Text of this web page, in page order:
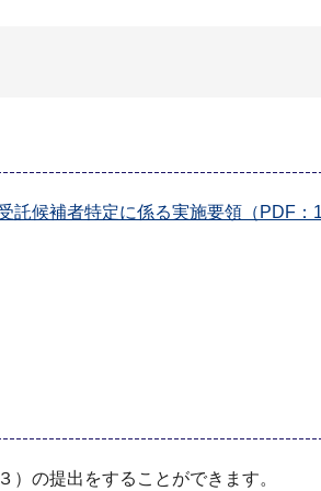
託候補者特定に係る実施要領（PDF：
の提出をすることができます。